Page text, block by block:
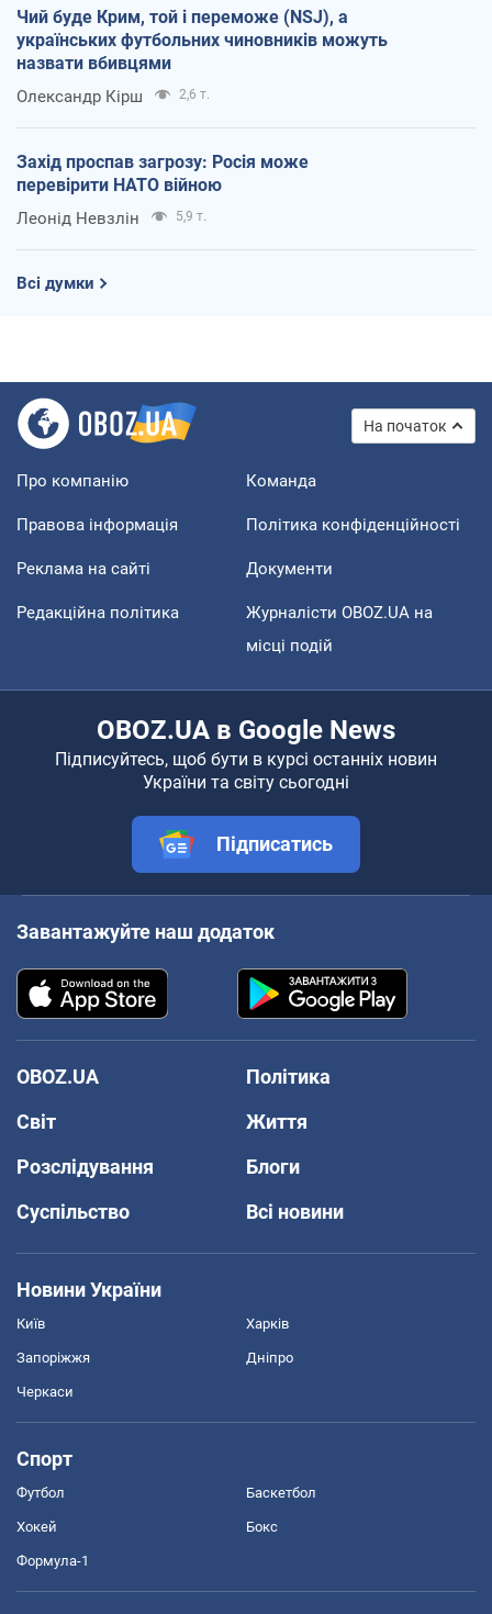
Чий буде Крим, той і переможе (NSJ), а
українських футбольних чиновників можуть
назвати вбивцями
Олександр Кірш 2,6 т.
Захід проспав загрозу: Росія може
перевірити НАТО війною
Леонід Невзлін 5,9 т.
Всі думки
На початок
Про компанію Команда
Правова інформація Політика конфіденційності
Реклама на сайті Документи
Редакційна політика
Журналісти OBOZ.UA на
місці подій
OBOZ.UA в Google News
Підписуйтесь, щоб бути в курсі останніх новин
України та світу сьогодні
Підписатись
Завантажуйте наш додаток
OBOZ.UA
Політика
Світ
Життя
Розслідування
Блоги
Суспільство
Всі новини
Новини України
Київ Харків
Запоріжжя Дніпро
Черкаси
Спорт
Футбол Баскетбол
Хокей Бокс
Формула-1